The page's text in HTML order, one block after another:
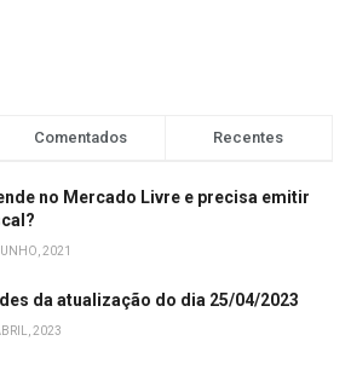
Comentados Recentes
no Mercado Livre e precisa emitir
2021
da atualização do dia 25/04/2023
2023